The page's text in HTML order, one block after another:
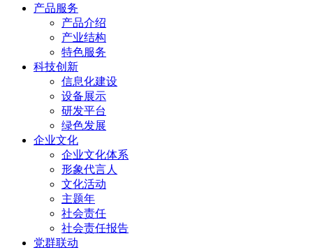
产品服务
产品介绍
产业结构
特色服务
科技创新
信息化建设
设备展示
研发平台
绿色发展
企业文化
企业文化体系
形象代言人
文化活动
主题年
社会责任
社会责任报告
党群联动